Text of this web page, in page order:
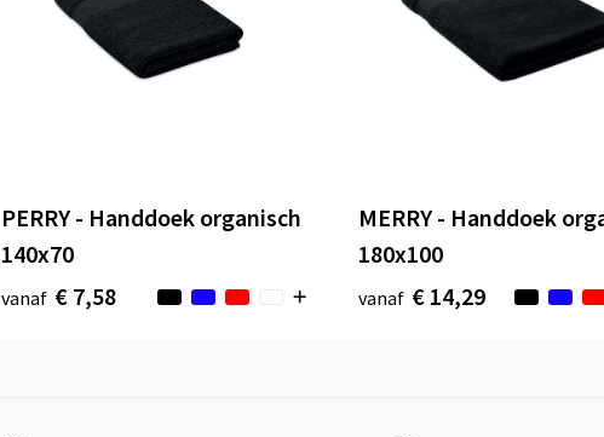
PERRY - Handdoek organisch
140x70
vanaf € 7,58
MERRY - Handdoek
180x100
vanaf € 14,29